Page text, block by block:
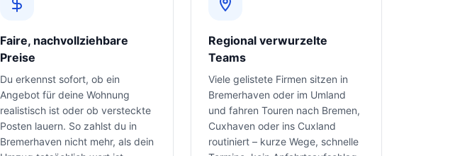
Faire, nachvollziehbare
Preise
Du erkennst sofort, ob ein
Angebot für deine Wohnung
realistisch ist oder ob versteckte
Posten lauern. So zahlst du in
Bremerhaven nicht mehr, als dein
Regional verwurzelte
Teams
Viele gelistete Firmen sitzen in
Bremerhaven oder im Umland
und fahren Touren nach Bremen,
Cuxhaven oder ins Cuxland
routiniert – kurze Wege, schnelle